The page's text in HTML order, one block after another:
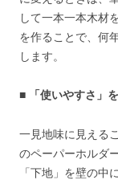
して一本一本木材
を作ることで、何
します。
■ 「使いやすさ」
一見地味に見える
のペーパーホルダ
「下地」を壁の中